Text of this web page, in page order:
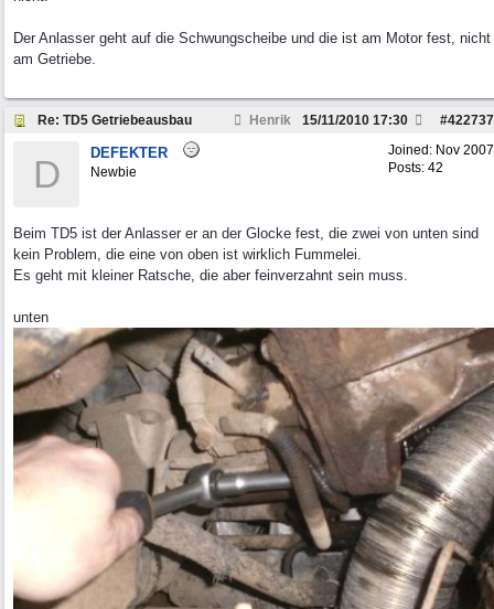
Der Anlasser geht auf die Schwungscheibe und die ist am Motor fest, nicht
am Getriebe.
Re: TD5 Getriebeausbau Henrik #422737
15/11/2010 17:30
Joined: Nov 2007
Posts: 42
D DEFEKTER
Newbie
Beim TD5 ist der Anlasser er an der Glocke fest, die zwei von unten sind
kein Problem, die eine von oben ist wirklich Fummelei.
Es geht mit kleiner Ratsche, die aber feinverzahnt sein muss.
unten